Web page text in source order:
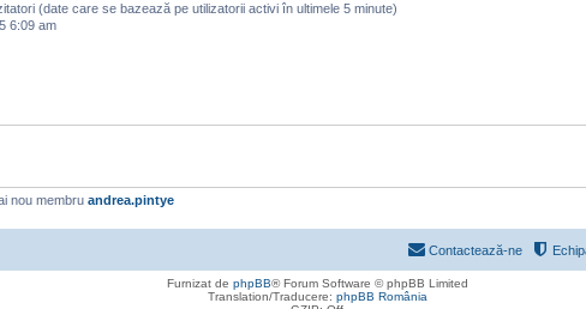
(date care se bazează pe utilizatorii activi în ultimele 5 minute)
6:09 am
nou membru andrea.pintye
Contactează-ne
Furnizat de phpBB® Forum Software © phpBB Limited
Translation/Traducere: phpBB România